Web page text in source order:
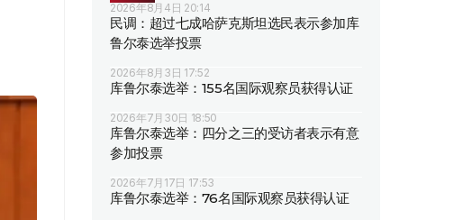
2026年8月4日 20:14
民调：超过七成哈萨克斯坦选民表示参加库
鲁尔泰选举投票
2026年8月3日 17:52
库鲁尔泰选举：155名国际观察员获得认证
2026年7月30日 18:50
库鲁尔泰选举：四分之三的受访者表示有意
参加投票
2026年7月17日 17:53
库鲁尔泰选举：76名国际观察员获得认证